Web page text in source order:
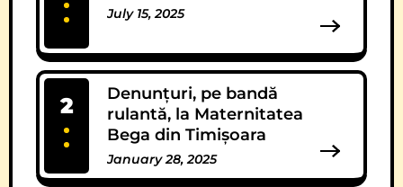
July 15, 2025
Denunțuri, pe bandă
rulantă, la Maternitatea
Bega din Timișoara
January 28, 2025
12 Comments
2